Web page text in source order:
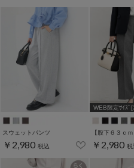
スウェットパンツ
￥2,980 税込
WEB限定ｻｲｽﾞ
￥2,980 税